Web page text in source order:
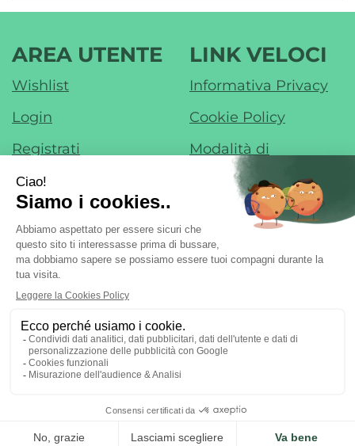
AREA UTENTE
Wishlist
Login
Registrati
Contatti
Iscrizione alla
Newsletter
LINK VELOCI
Informativa Privacy
Cookie Policy
Modalità di
Pagamento
Modalità di
Spedizione e Ritiro
Condizioni di Vendita
Farmacia di Liscate sas - Dr. F. Nobile &
C.
- Via IV Novembre, 22 20060 Liscate (MI)
ordini@margheritafarmaweb.it
Powered byPrenofa Web Design Fulcri srl